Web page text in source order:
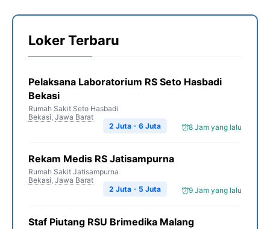
Loker Terbaru
Pelaksana Laboratorium RS Seto Hasbadi
Bekasi
Rumah Sakit Seto Hasbadi
Bekasi, Jawa Barat
8 Jam yang lalu
2 Juta - 6 Juta
Rekam Medis RS Jatisampurna
Rumah Sakit Jatisampurna
Bekasi, Jawa Barat
9 Jam yang lalu
2 Juta - 5 Juta
Staf Piutang RSU Brimedika Malang